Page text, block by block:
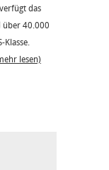
das
über 40.000
lesen)